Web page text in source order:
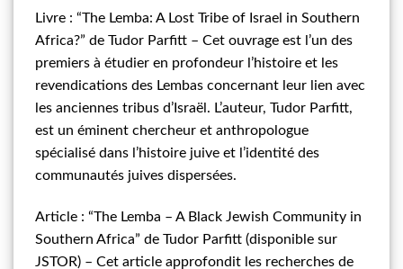
Livre : “The Lemba: A Lost Tribe of Israel in Southern
Africa?” de Tudor Parfitt – Cet ouvrage est l’un des
premiers à étudier en profondeur l’histoire et les
revendications des Lembas concernant leur lien avec
les anciennes tribus d’Israël. L’auteur, Tudor Parfitt,
est un éminent chercheur et anthropologue
spécialisé dans l’histoire juive et l’identité des
communautés juives dispersées.
Article : “The Lemba – A Black Jewish Community in
Southern Africa” de Tudor Parfitt (disponible sur
JSTOR) – Cet article approfondit les recherches de